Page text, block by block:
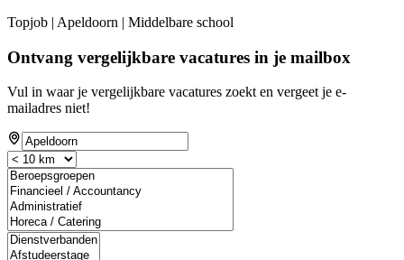
Topjob | Apeldoorn | Middelbare school
Ontvang vergelijkbare vacatures in je mailbox
Vul in waar je vergelijkbare vacatures zoekt en vergeet je e-
mailadres niet!